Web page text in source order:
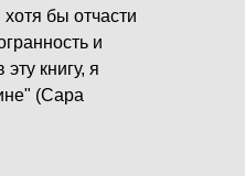
бы отчасти
и
книгу, я
(Сара